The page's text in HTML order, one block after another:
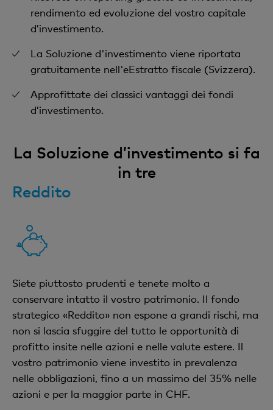
rendimento ed evoluzione del vostro capitale
d’investimento.
La Soluzione d'investimento viene riportata
gratuitamente nell'eEstratto fiscale (Svizzera).
Approfittate dei classici vantaggi dei fondi
d’investimento.
La Soluzione d’investimento si fa
in tre
Reddito
Siete piuttosto prudenti e tenete molto a
conservare intatto il vostro patrimonio. Il fondo
strategico «Reddito» non espone a grandi rischi, ma
non si lascia sfuggire del tutto le opportunità di
profitto insite nelle azioni e nelle valute estere. Il
vostro patrimonio viene investito in prevalenza
nelle obbligazioni, fino a un massimo del 35% nelle
azioni e per la maggior parte in CHF.